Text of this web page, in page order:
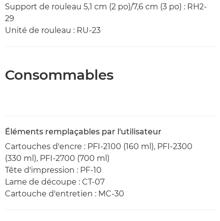
Support de rouleau 5,1 cm (2 po)/7,6 cm (3 po) : RH2-
29
Unité de rouleau : RU-23
Consommables
Éléments remplaçables par l'utilisateur
Cartouches d'encre : PFI-2100 (160 ml), PFI-2300
(330 ml), PFI-2700 (700 ml)
Tête d'impression : PF-10
Lame de découpe : CT-07
Cartouche d'entretien : MC-30